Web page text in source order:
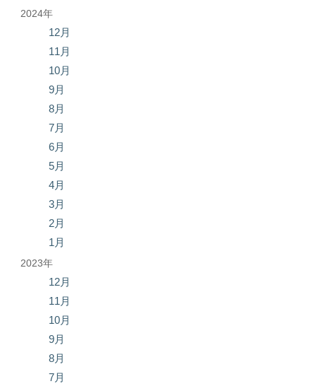
2024年
12月
11月
10月
9月
8月
7月
6月
5月
4月
3月
2月
1月
2023年
12月
11月
10月
9月
8月
7月